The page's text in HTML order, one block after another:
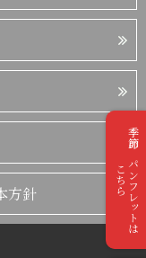
方針 季節のパンフレットは
こちら